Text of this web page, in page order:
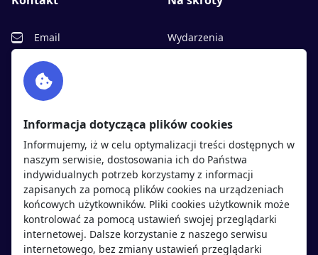
Email
Facebook
Twitter
Wydarzenia
Polityka cookies
Polityka prywatności
Kandydaci
Regulamin kandydata
Oferty pracy
Pracodawcy
Regulamin pracodawcy
Dodaj ogłoszenie
Informacja dotycząca plików cookies
Informujemy, iż w celu optymalizacji treści dostępnych w
naszym serwisie, dostosowania ich do Państwa
indywidualnych potrzeb korzystamy z informacji
zapisanych za pomocą plików cookies na urządzeniach
końcowych użytkowników. Pliki cookies użytkownik może
kontrolować za pomocą ustawień swojej przeglądarki
internetowej. Dalsze korzystanie z naszego serwisu
internetowego, bez zmiany ustawień przeglądarki